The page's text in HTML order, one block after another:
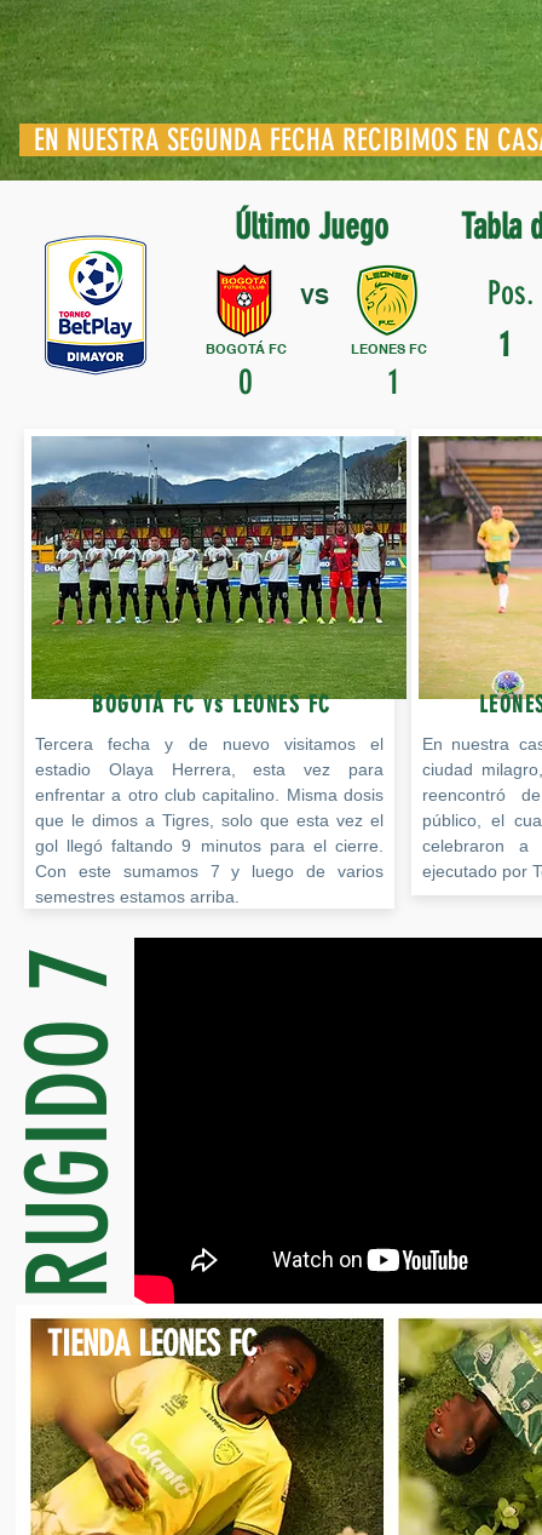
EN NUESTRA SEGUNDA FECHA RECIBIMOS EN
Último Juego Tabla
VS
LEONES FC
BOGOTÁ FC
0 1
1
BOGOTÁ FC vs LEONES FC
Tercera fecha y de nuevo visitamos el
estadio Olaya Herrera, esta vez para
enfrentar a otro club capitalino. Misma dosis
que le dimos a Tigres, solo que esta vez el
gol llegó faltando 9 minutos para el cierre.
Con este sumamos 7 y luego de varios
semestres estamos arriba.
En nuestra
ciudad
reencontró
público, el
celebraron a
ejecutado por
RUGIDO 7
TIENDA LEONES FC